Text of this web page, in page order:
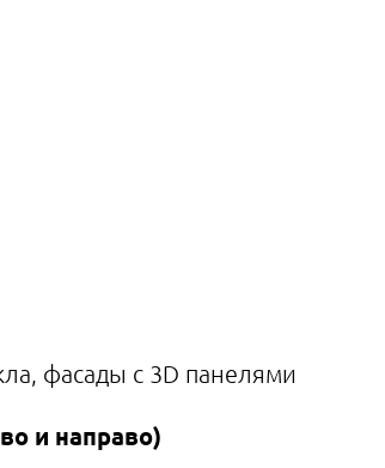
фасады с 3D панелями
и направо)